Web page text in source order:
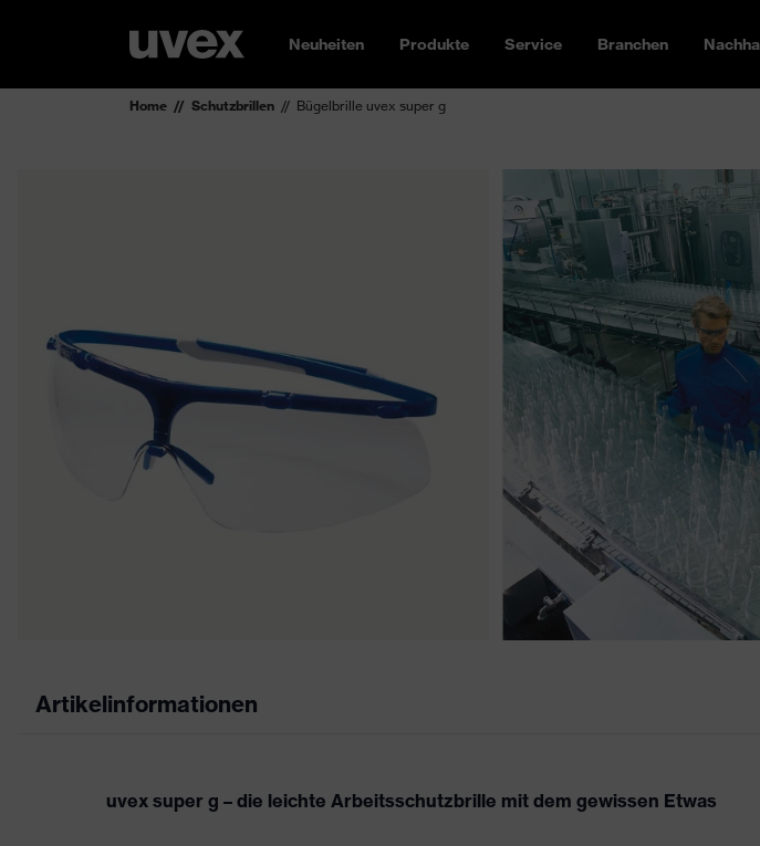
Neuheiten Produkte Service Branchen
Home Schutzbrillen Bügelbrille uvex super g
Artikelinformationen
uvex super g – die leichte Arbeitsschutzbrille mit dem gewissen Etwas